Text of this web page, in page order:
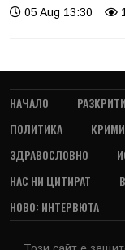
05 Aug 13:30
НАЧАЛО
ПОЛИТИКА
ЗДРАВОСЛОВНО
НАС НИ ЦИТИРАТ
НОВО: ИНТЕРВЮТА